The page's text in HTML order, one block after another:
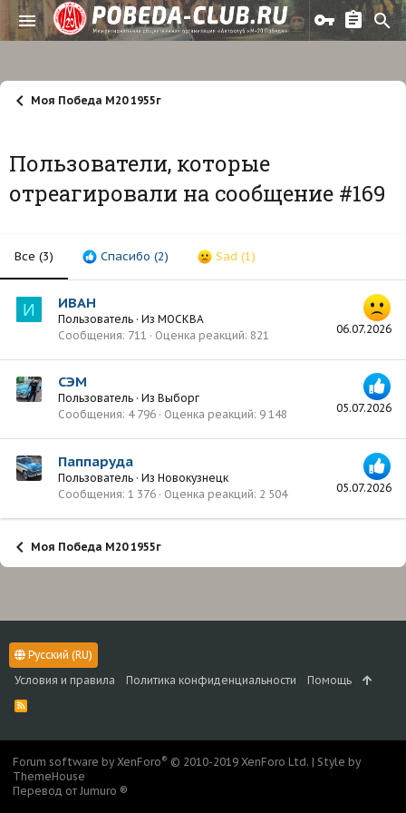
Моя Победа М20 1955г
Пользователи, которые
отреагировали на сообщение #169
Все (3) Спасибо (2) Sad (1)
И
06.07.2026
ИВАН
Пользователь · Из МОСКВА
Сообщения 711 Оценка реакций 821
05.07.2026
СЭМ
Пользователь · Из Выборг
Сообщения 4 796 Оценка реакций 9 148
05.07.2026
Паппаруда
Пользователь · Из Новокузнецк
Сообщения 1 376 Оценка реакций 2 504
Моя Победа М20 1955г
Русский (RU)
Условия и правила
Политика конфиденциальности Помощь
R
S
Forum software by XenForo® © 2010-2019 XenForo Ltd. | Style by
ThemeHouse
Перевод от Jumuro ®